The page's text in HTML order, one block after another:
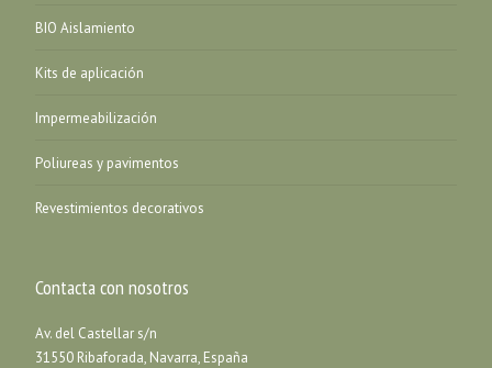
BIO Aislamiento
Kits de aplicación
Impermeabilización
Poliureas y pavimentos
Revestimientos decorativos
Contacta con nosotros
Av. del Castellar s/n
31550 Ribaforada, Navarra, España